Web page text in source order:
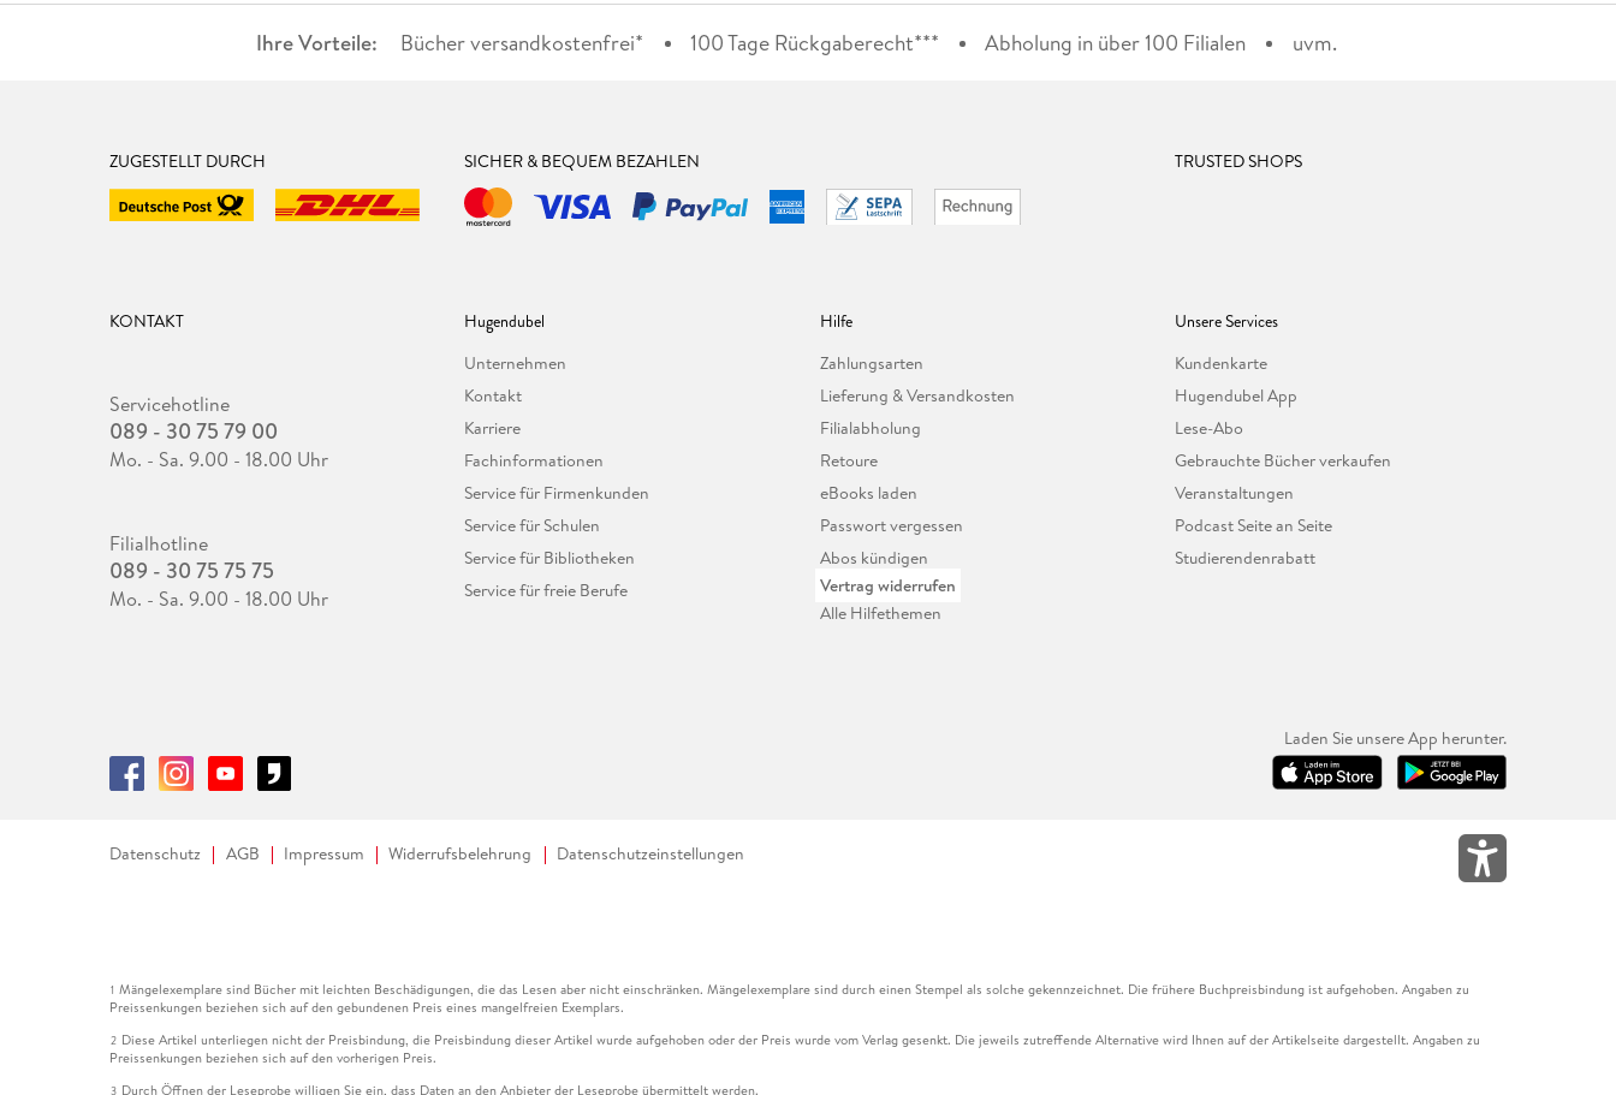
Ihre Vorteile: Bücher versandkostenfrei* 100 Tage Rückgaberecht*** Abholung in über 100 Filialen uvm.
ZUGESTELLT DURCH SICHER & BEQUEM BEZAHLEN TRUSTED SHOPS
KONTAKT
Servicehotline
089 - 30 75 79 00
Mo. - Sa. 9.00 - 18.00 Uhr
Filialhotline
089 - 30 75 75 75
Mo. - Sa. 9.00 - 18.00 Uhr
Hugendubel
Unternehmen
Kontakt
Karriere
Fachinformationen
Service für Firmenkunden
Service für Schulen
Service für Bibliotheken
Service für freie Berufe
Hilfe
Zahlungsarten
Lieferung & Versandkosten
Filialabholung
Retoure
eBooks laden
Passwort vergessen
Abos kündigen
Vertrag widerrufen
Alle Hilfethemen
Unsere Services
Kundenkarte
Hugendubel App
Lese-Abo
Gebrauchte Bücher verkaufen
Veranstaltungen
Podcast Seite an Seite
Studierendenrabatt
Laden Sie unsere App herunter.
Datenschutz AGB Impressum Widerrufsbelehrung Datenschutzeinstellungen
1 Mängelexemplare sind Bücher mit leichten Beschädigungen, die das Lesen aber nicht einschränken. Mängelexemplare sind durch einen Stempel als solche gekennzeichnet. Die frühere Buchpreisbindung ist aufgehoben. Angaben zu
Preissenkungen beziehen sich auf den gebundenen Preis eines mangelfreien Exemplars.
2 Diese Artikel unterliegen nicht der Preisbindung, die Preisbindung dieser Artikel wurde aufgehoben oder der Preis wurde vom Verlag gesenkt. Die jeweils zutreffende Alternative wird Ihnen auf der Artikelseite dargestellt. Angaben zu
Preissenkungen beziehen sich auf den vorherigen Preis.
3 Durch Öffnen der Leseprobe willigen Sie ein, dass Daten an den Anbieter der Leseprobe übermittelt werden.